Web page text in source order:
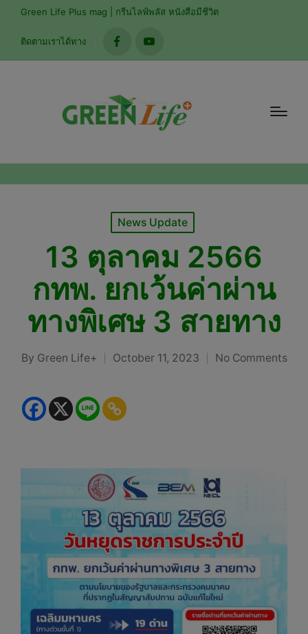
Green Life Plus mag | กรีนไลฟ์พลัส หนังสือมีชีวิต
ติดตามเราได้ทาง
facebookyoutube
Posted
News Update
13 ตุลาคม 2566
กทพ. ยกเว้นค่าผ่าน
ทางพิเศษ 3 สายทาง
Posted
By Green Life+ October 11, 2023 No Comments
modal-check